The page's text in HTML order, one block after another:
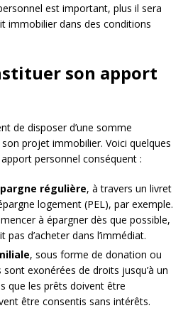
est important, plus il sera
immobilier dans des conditions
son apport
de disposer d’une somme
projet immobilier. Voici quelques
personnel conséquent :
régulière, à travers un livret
logement (PEL), par exemple.
à épargner dès que possible,
pas d’acheter dans l’immédiat.
, sous forme de donation ou
exonérées de droits jusqu’à un
que les prêts doivent être
être consentis sans intérêts.